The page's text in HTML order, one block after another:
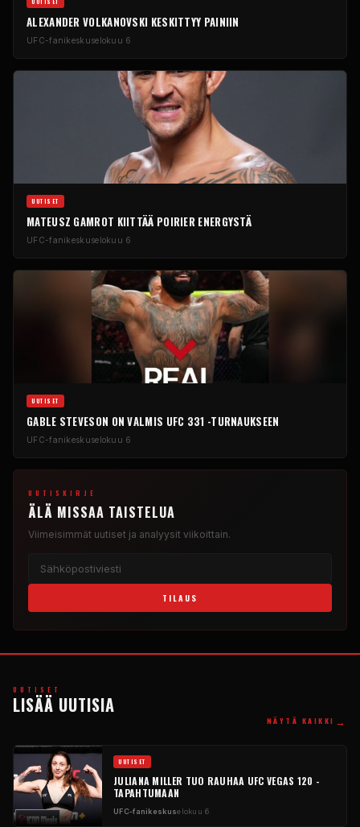
UUTISET
ALEXANDER VOLKANOVSKI KESKITTYY PAINIIN
UFC-fanikeskuselokuu 6
UUTISET
MATEUSZ GAMROT KIITTÄÄ POIRIER ENERGYSTÄ
UFC-fanikeskuselokuu 6
UUTISET
GABLE STEVESON ON VALMIS UFC 331 -TURNAUKSEEN
UFC-fanikeskuselokuu 6
UUTISKIRJE
ÄLÄ MISSAA TAISTELUA
Viimeisimmät uutiset ja analyysit viikoittain.
TILAUS
UUTISET
LISÄÄ UUTISIA
NÄYTÄ KAIKKI →
UUTISET
JULIANA MILLER TUO RAUHAA UFC VEGAS 120 -
TAPAHTUMAAN
UFC-fanikeskuselokuu 6